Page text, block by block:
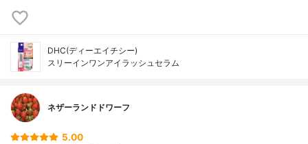
DHC(ディーエイチシー)
スリーインワンアイラッシュセラム
ネザーランドドワーフ
5.00